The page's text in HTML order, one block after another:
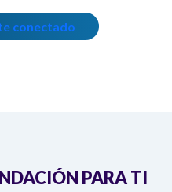
conectado
PARA TI